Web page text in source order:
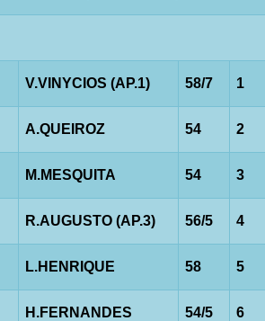
V.VINYCIOS (AP.1) 58/7 1
A.QUEIROZ 54 2
M.MESQUITA 54 3
R.AUGUSTO (AP.3) 56/5 4
L.HENRIQUE 58 5
H.FERNANDES 54/5 6